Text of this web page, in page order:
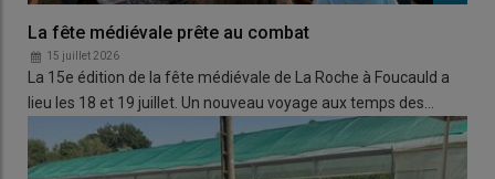
La fête médiévale prête au combat
15 juillet 2026
La 15e édition de la fête médiévale de La Roche à Foucauld a
lieu les 18 et 19 juillet. Un nouveau voyage aux temps des…